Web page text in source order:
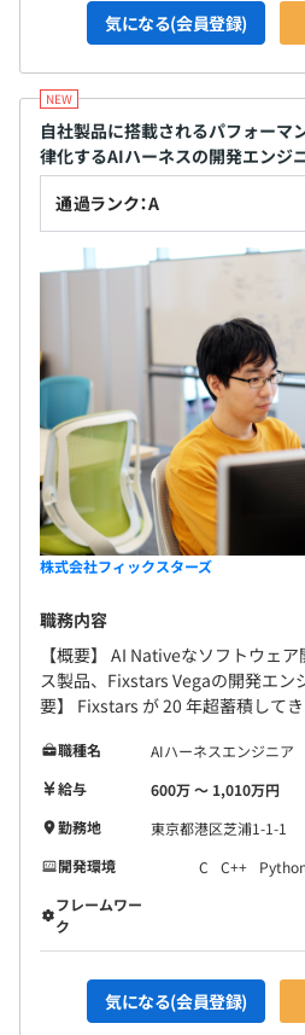
気になる(会員登録)
自社製品に搭載されるパフォーマ
律化するAIハーネスの開発エンジ
通過ランク：A
株式会社フィックスターズ
職務内容
【概要】 AI Nativeなソフトウェ
ス製品、Fixstars Vegaの開発エン
要】 Fixstars が 20 年超蓄積して
職種名
AIハーネスエンジニア
給与
600万 〜 1,010万円
勤務地
東京都港区芝浦1-1-1
開発環境
C C++
フレームワー
ク
気になる(会員登録)